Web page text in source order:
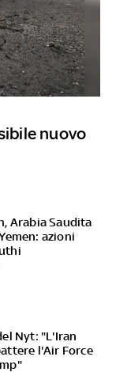
nuovo
Arabia Saudita
azioni
Nyt: "L'Iran
l'Air Force